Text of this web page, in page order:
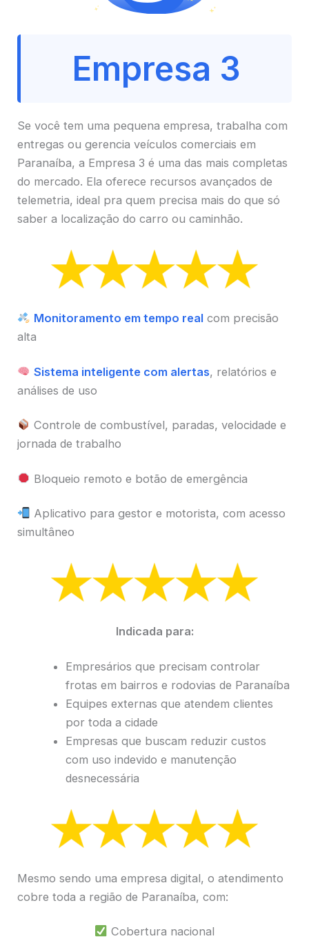
Empresa 3
Se você tem uma pequena empresa, trabalha com
entregas ou gerencia veículos comerciais em
Paranaíba, a Empresa 3 é uma das mais completas
do mercado. Ela oferece recursos avançados de
telemetria, ideal pra quem precisa mais do que só
saber a localização do carro ou caminhão.
Monitoramento em tempo realcom precisão
alta
Sistema inteligente com alertas, relatórios e
análises de uso
Controle de combustível, paradas, velocidade e
jornada de trabalho
Bloqueio remoto e botão de emergência
Aplicativo para gestor e motorista, com acesso
simultâneo
Indicada para:
Empresários que precisam controlar
frotas em bairros e rodovias de Paranaíba
Equipes externas que atendem clientes
por toda a cidade
Empresas que buscam reduzir custos
com uso indevido e manutenção
desnecessária
Mesmo sendo uma empresa digital, o atendimento
cobre toda a região de Paranaíba, com:
Cobertura nacional